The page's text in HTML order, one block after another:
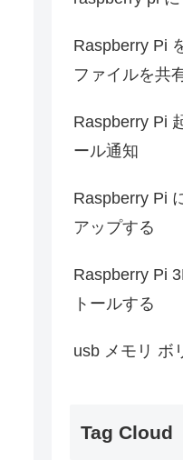
Raspberry Pi
ファイルを共
Raspberry Pi
ール通知
Raspberry Pi
アップする
Raspberry Pi
トールする
usb メモリ ボ
Tag Cloud